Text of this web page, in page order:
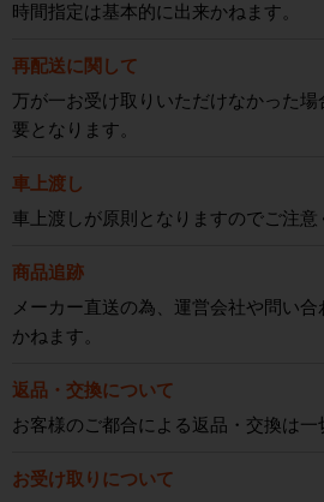
時間指定は基本的に出来かねます。
再配送に関して
万が一お受け取りいただけなかった
要となります。
車上渡し
車上渡しが原則となりますのでご注意
商品追跡
メーカー直送の為、運営会社や問い
かねます。
返品・交換について
お客様のご都合による返品・交換は一
お受け取りについて